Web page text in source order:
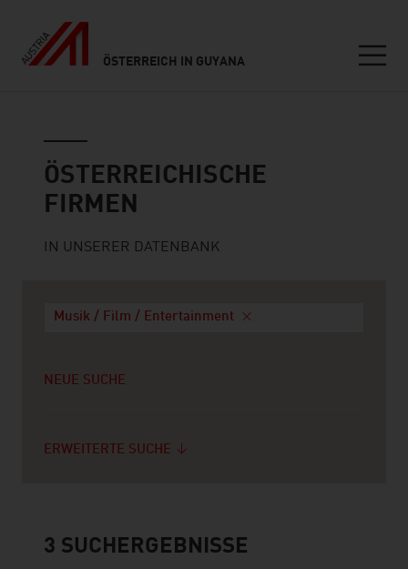
ÖSTERREICH IN GUYANA
ÖSTERREICHISCHE
FIRMEN
IN UNSERER DATENBANK
Musik / Film / Entertainment
NEUE SUCHE
ERWEITERTE SUCHE
3 SUCHERGEBNISSE